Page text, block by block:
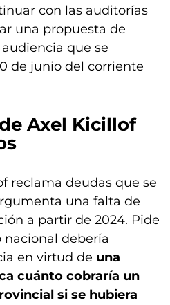
con las auditorías
una propuesta de
que se
de junio del corriente
Axel Kicillof
reclama deudas que se
una falta de
a partir de 2024. Pide
nacional debería
en virtud de una
cuánto cobraría un
si se hubiera